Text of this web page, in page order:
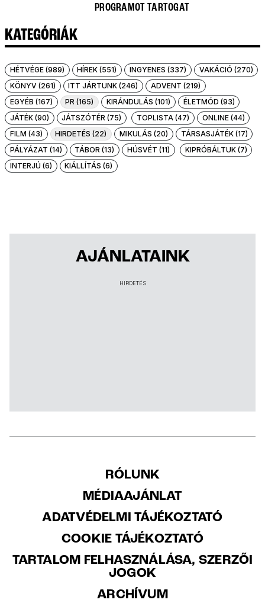
PROGRAMOT TARTOGAT
KATEGÓRIÁK
HÉTVÉGE (989) HÍREK (551) INGYENES (337)
VAKÁCIÓ (270)
KÖNYV (261)
ITT JÁRTUNK (246)
ADVENT (219)
EGYÉB (167)
PR (165) KIRÁNDULÁS (101)
ÉLETMÓD (93)
JÁTÉK (90)
JÁTSZÓTÉR (75) TOPLISTA (47)
ONLINE (44)
FILM (43)
HIRDETÉS (22) MIKULÁS (20)
TÁRSASJÁTÉK (17)
PÁLYÁZAT (14)
TÁBOR (13) HÚSVÉT (11)
KIPRÓBÁLTUK (7)
INTERJÚ (6)
KIÁLLÍTÁS (6)
AJÁNLATAINK
HIRDETÉS
RÓLUNK
MÉDIAAJÁNLAT
ADATVÉDELMI TÁJÉKOZTATÓ
COOKIE TÁJÉKOZTATÓ
TARTALOM FELHASZNÁLÁSA, SZERZŐI
JOGOK
ARCHÍVUM